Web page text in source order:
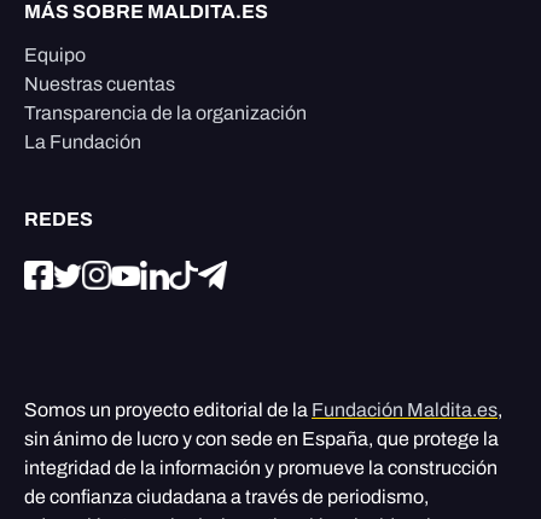
MÁS SOBRE MALDITA.ES
Equipo
Nuestras cuentas
Transparencia de la organización
La Fundación
REDES
Somos un proyecto editorial de la Fundación Maldita.es,
sin ánimo de lucro y con sede en España, que protege la
integridad de la información y promueve la construcción
de confianza ciudadana a través de periodismo,